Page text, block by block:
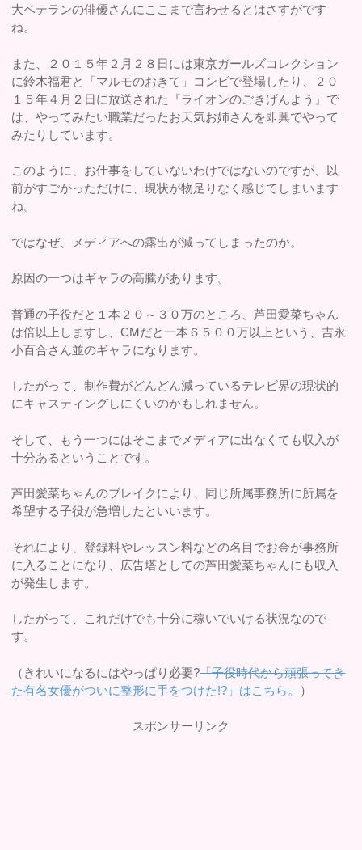
大ベテランの俳優さんにここまで言わせるとはさすがです
ね。
また、２０１５年２月２８日には東京ガールズコレクション
に鈴木福君と「マルモのおきて」コンビで登場したり、２０
１５年４月２日に放送された『ライオンのごきげんよう』で
は、やってみたい職業だったお天気お姉さんを即興でやって
みたりしています。
このように、お仕事をしていないわけではないのですが、以
前がすごかっただけに、現状が物足りなく感じてしまいます
ね。
ではなぜ、メディアへの露出が減ってしまったのか。
原因の一つはギャラの高騰があります。
普通の子役だと１本２０～３０万のところ、芦田愛菜ちゃん
は倍以上しますし、CMだと一本６５００万以上という、吉永
小百合さん並のギャラになります。
したがって、制作費がどんどん減っているテレビ界の現状的
にキャスティングしにくいのかもしれません。
そして、もう一つにはそこまでメディアに出なくても収入が
十分あるということです。
芦田愛菜ちゃんのブレイクにより、同じ所属事務所に所属を
希望する子役が急増したといいます。
それにより、登録料やレッスン料などの名目でお金が事務所
に入ることになり、広告塔としての芦田愛菜ちゃんにも収入
が発生します。
したがって、これだけでも十分に稼いでいける状況なので
す。
（きれいになるにはやっぱり必要?「子役時代から頑張ってき
た有名女優がついに整形に手をつけた!?」はこちら。）
スポンサーリンク